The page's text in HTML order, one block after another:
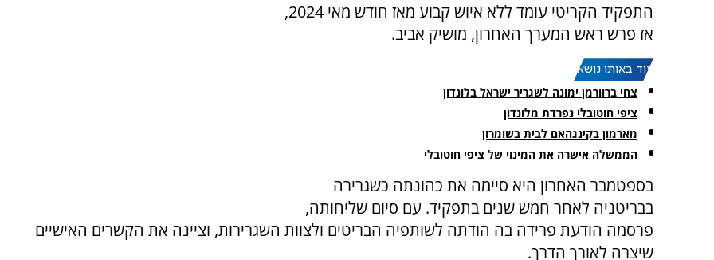
התפקיד הקריטי עומד ללא איוש קבוע מאז חודש מאי 2024,
אז פרש ראש המערך האחרון, מושיק אביב.
עוד באותו נושא:
צחי ברוורמן ימונה לשגריר ישראל בלונדון
ציפי חוטובלי נפרדת מלונדון
מארמון בקינגהאם לבית בשומרון
הממשלה אישרה את המינוי של ציפי חוטובלי
בספטמבר האחרון היא סיימה את כהונתה כשגרירה
בבריטניה לאחר חמש שנים בתפקיד. עם סיום שליחותה,
פרסמה הודעת פרידה בה הודתה לשותפיה הבריטים ולצוות השגרירות, וציינה את הקשרים האישיים
שיצרה לאורך הדרך.